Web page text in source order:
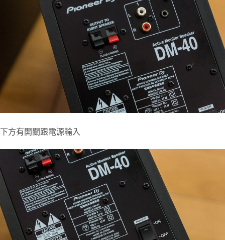
下方有開關跟電源輸入